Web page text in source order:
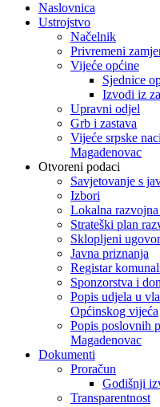
Naslovnica
Ustrojstvo
Načelnik
Privremeni
Vijeće općine
Sjednice
Izvodi iz
Upravni odjel
Grb i zastava
Vijeće srpske
Magadenovac
Otvoreni podaci
Savjetovanje s
Izbori
Lokalna razvojna
Strateški plan
Sklopljeni
Javna priznanja
Registar
Sponzorstva i
Popis udjela u
Općinskog vijeća
Popis poslovnih
Magadenovac
Dokumenti
Proračun
Godišnji
Transparentnost